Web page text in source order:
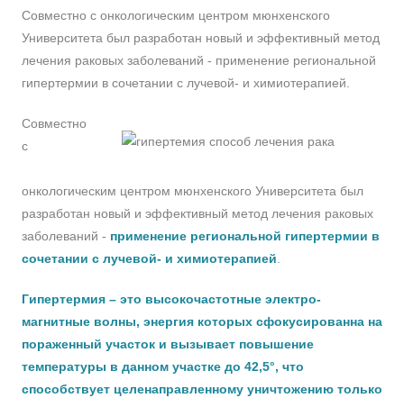
Совместно с онкологическим центром мюнхенского
Университета был разработан новый и эффективный метод
лечения раковых заболеваний - применение региональной
гипертермии в сочетании с лучевой- и химиотерапией.
Совместно
с
онкологическим центром мюнхенского Университета был
разработан новый и эффективный метод лечения раковых
заболеваний - применение региональной гипертермии в
сочетании с лучевой- и химиотерапией
Гипертермия – это высокочастотные электро-
магнитные волны, энергия которых сфокусированна на
пораженный участок и вызывает повышение
температуры в данном участке до 42,5°, что
способствует целенаправленному уничтожению только